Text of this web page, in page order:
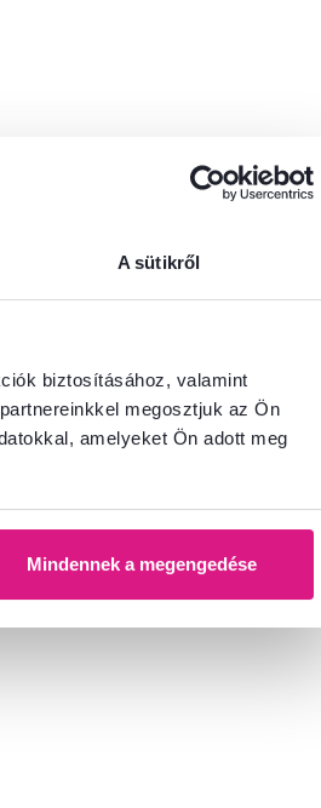
A sütikről
biztosításához, valamint
megosztjuk az Ön
amelyeket Ön adott meg
Mindennek a megengedése